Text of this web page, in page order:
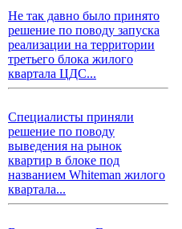
Не так давно было принято
решение по поводу запуска
реализации на территории
третьего блока жилого
квартала ЦДС...
Специалисты приняли
решение по поводу
выведения на рынок
квартир в блоке под
названием Whiteman жилого
квартала...